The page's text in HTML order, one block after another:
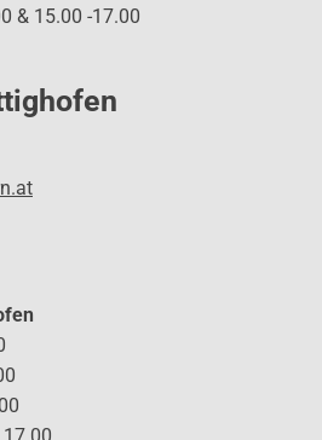
& 15.00 -17.00